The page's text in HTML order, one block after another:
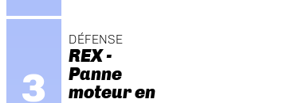
DÉFENSE
REX -
Panne
moteur en